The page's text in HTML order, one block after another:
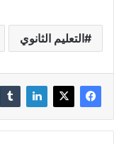
التعليم الثانوي